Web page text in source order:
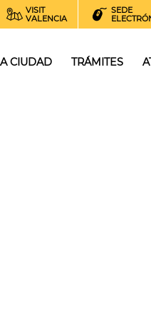
VISIT
VALENCIA
SEDE
CIUDAD TRÁMITES